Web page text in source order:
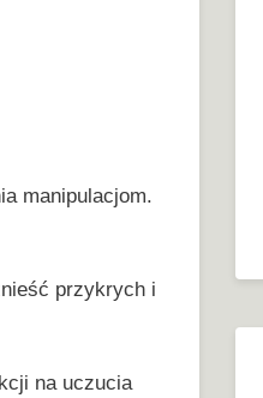
manipulacjom.
przykrych i
na uczucia